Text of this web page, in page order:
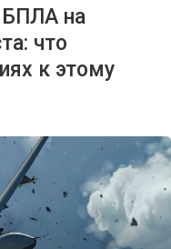
БПЛА на
что
к этому